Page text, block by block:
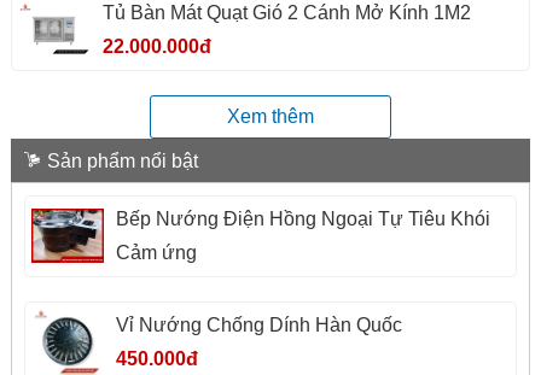
Tủ Bàn Mát Quạt Gió 2 Cánh Mở Kính 1M2
22.000.000đ
Xem thêm
Sản phẩm nổi bật
Bếp Nướng Điện Hồng Ngoại Tự Tiêu Khói
Cảm ứng
Vỉ Nướng Chống Dính Hàn Quốc
450.000đ